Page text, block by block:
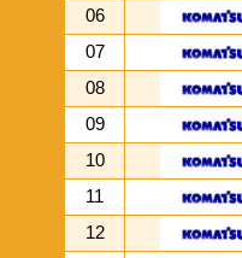
06
07
08
09
10
11
12